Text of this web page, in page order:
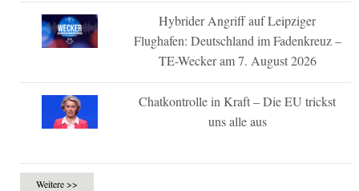
Hybrider Angriff auf Leipziger
Flughafen: Deutschland im Fadenkreuz –
TE-Wecker am 7. August 2026
Chatkontrolle in Kraft – Die EU trickst
uns alle aus
Weitere >>